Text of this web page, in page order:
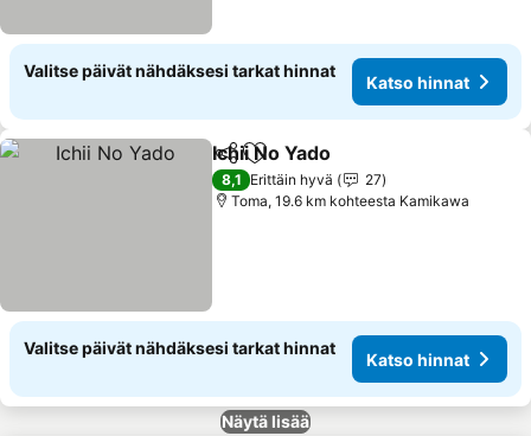
Valitse päivät nähdäksesi tarkat hinnat
Katso hinnat
Jaa Lisää suosikkeihin
Ichii No Yado
8,1 Erittäin hyvä
27
Toma, 19.6 km kohteesta Kamikawa
Valitse päivät nähdäksesi tarkat hinnat
Katso hinnat
Näytä lisää